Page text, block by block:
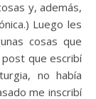
y, además,
Luego les
cosas que
que escribí
no había
me inscribí